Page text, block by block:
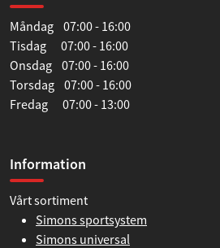
Måndag 07:00 - 16:00
Tisdag 07:00 - 16:00
Onsdag 07:00 - 16:00
Torsdag 07:00 - 16:00
Fredag 07:00 - 13:00
Information
Vårt sortiment
Simons sportsystem
Simons universal